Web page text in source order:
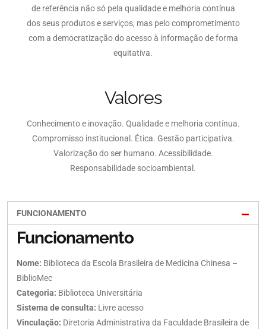
de referência não só pela qualidade e melhoria contínua
dos seus produtos e serviços, mas pelo comprometimento
com a democratização do acesso à informação de forma
equitativa.
Valores
Conhecimento e inovação. Qualidade e melhoria contínua.
Compromisso institucional. Ética. Gestão participativa.
Valorização do ser humano. Acessibilidade.
Responsabilidade socioambiental.
FUNCIONAMENTO
Funcionamento
Nome: Biblioteca da Escola Brasileira de Medicina Chinesa –
BiblioMec
Categoria: Biblioteca Universitária
Sistema de consulta: Livre acesso
Vinculação: Diretoria Administrativa da Faculdade Brasileira de